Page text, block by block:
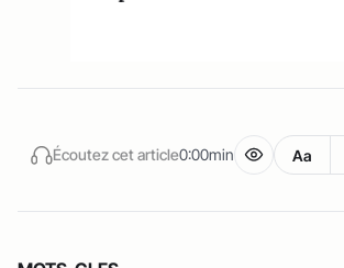
Écoutez cet article0:00min Aa